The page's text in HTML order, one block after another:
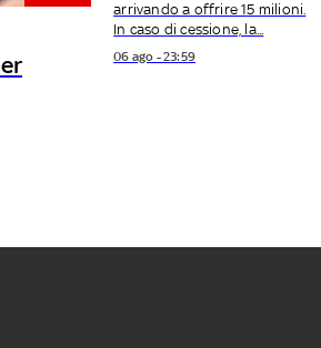
arrivando a offrire 15 milioni.
In caso di cessione, la...
06 ago - 23:59